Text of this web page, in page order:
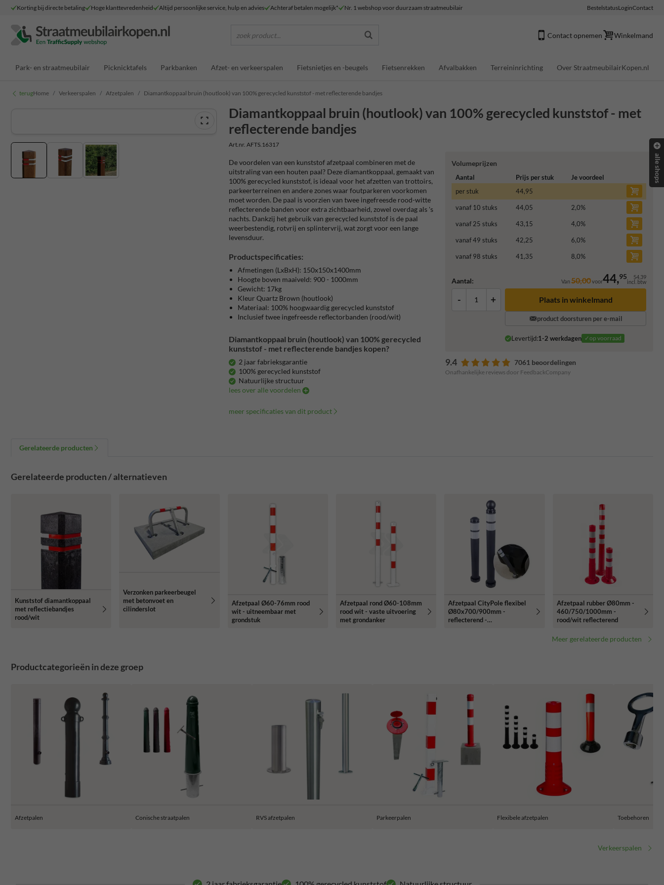
Korting bij directe betaling Hoge klanttevredenheid Altijd persoonlijke service, hulp en advies Achteraf betalen mogelijk* Nr. 1 webshop voor duurzaam straatmeubilair BestelstatusLoginContact
zoek product... Contact opnemen Winkelmand
Park- en straatmeubilair Picknicktafels Parkbanken Afzet- en verkeerspalen Fietsnietjes en -beugels Fietsenrekken Afvalbakken Terreininrichting Over StraatmeubilairKopen.nl
terugHome Verkeerspalen Afzetpalen Diamantkoppaal bruin (houtlook) van 100% gerecycled kunststof - met reflecterende bandjes
Diamantkoppaal bruin (houtlook) van 100% gerecycled kunststof - met
reflecterende bandjes
Art.nr. AFTS.16317
Volumeprijzen
Aantal Prijs per stuk
Je voordeel
per stuk
44,95
vanaf 10 stuks 44,05 2,0%
vanaf 25 stuks 43,15 4,0%
vanaf 49 stuks 42,25 6,0%
vanaf 98 stuks 41,35 8,0%
Aantal: Van50,00voor44,95 54,39
incl. btw
- + Plaats in winkelmand
product doorsturen per e-mail
Levertijd:1-2 werkdagen ✓op voorraad
9.4 7061 beoordelingen
Onafhankelijke reviews door FeedbackCompany
De voordelen van een kunststof afzetpaal combineren met de
uitstraling van een houten paal? Deze diamantkoppaal, gemaakt van
100% gerecycled kunststof, is ideaal voor het afzetten van trottoirs,
parkeerterreinen en andere zones waar foutparkeren voorkomen
moet worden. De paal is voorzien van twee ingefreesde rood-witte
reflecterende banden voor extra zichtbaarheid, zowel overdag als 's
nachts. Dankzij het gebruik van gerecycled kunststof is de paal
weerbestendig, rotvrij en splintervrij, wat zorgt voor een lange
levensduur.
Productspecificaties:
Afmetingen (LxBxH): 150x150x1400mm
Hoogte boven maaiveld: 900 - 1000mm
Gewicht: 17kg
Kleur Quartz Brown (houtlook)
Materiaal: 100% hoogwaardig gerecycled kunststof
Inclusief twee ingefreesde reflectorbanden (rood/wit)
Diamantkoppaal bruin (houtlook) van 100% gerecycled
kunststof - met reflecterende bandjes kopen?
2 jaar fabrieksgarantie
100% gerecycled kunststof
Natuurlijke structuur
lees over alle voordelen
meer specificaties van dit product
Gerelateerde producten
Gerelateerde producten / alternatieven
Kunststof diamantkoppaal
met reflectiebandjes
rood/wit
Verzonken parkeerbeugel
met betonvoet en
cilinderslot
Afzetpaal Ø60-76mm rood
wit - uitneembaar met
grondstuk
Afzetpaal rond Ø60-108mm
rood wit - vaste uitvoering
met grondanker
Afzetpaal CityPole flexibel
Ø80x700/900mm -
reflecterend -
Afzetpaal rubber Ø80mm -
460/750/1000mm -
rood/wit reflecterend
Meer gerelateerde producten
Productcategorieën in deze groep
Afzetpalen Conische straatpalen RVS afzetpalen Parkeerpalen Flexibele afzetpalen Toebehoren
Verkeerspalen
alle shops